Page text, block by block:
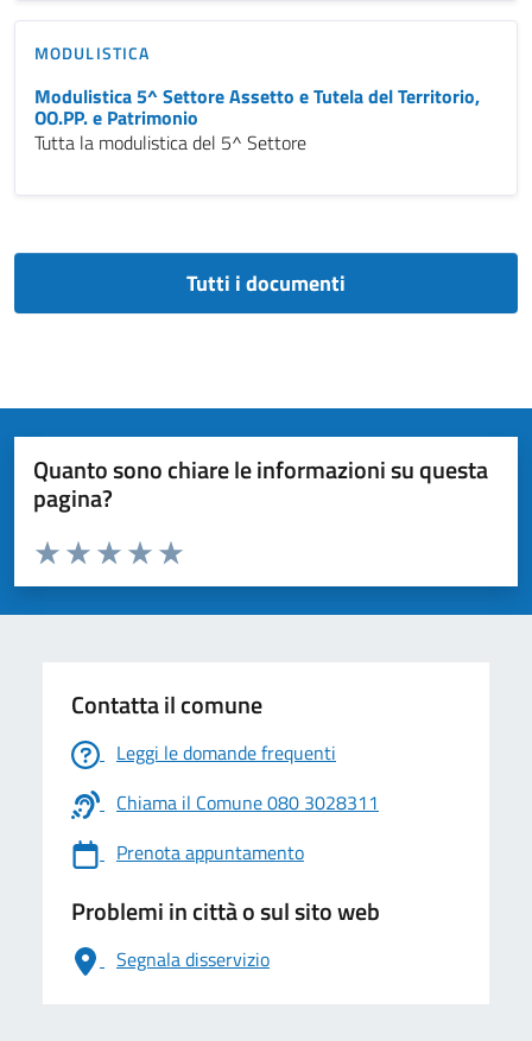
MODULISTICA
Modulistica 5^ Settore Assetto e Tutela del Territorio,
OO.PP. e Patrimonio
Tutta la modulistica del 5^ Settore
Tutti i documenti
Quanto sono chiare le informazioni su questa
pagina?
Valuta da 1 a 5 stelle la pagina
Valuta 5 stelle su 5
Valuta 4 stelle su 5
Valuta 3 stelle su 5
Valuta 2 stelle su 5
Valuta 1 stelle su 5
Contatta il comune
Leggi le domande frequenti
Chiama il Comune 080 3028311
Prenota appuntamento
Problemi in città o sul sito web
Segnala disservizio